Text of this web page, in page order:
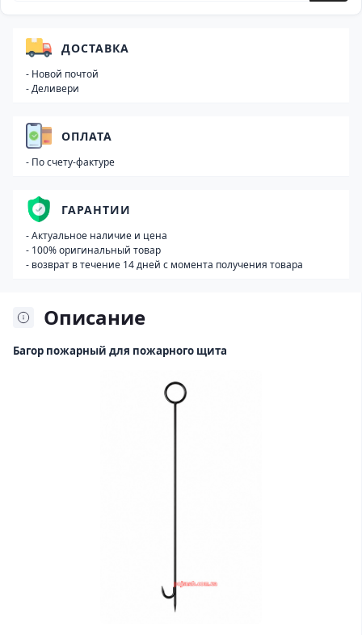
Описание
Багор пожарный для пожарного щита
ДОСТАВКА
- Новой почтой
- Деливери
ОПЛАТА
- По счету-фактуре
ГАРАНТИИ
- Актуальное наличие и цена
- 100% оригинальный товар
- возврат в течение 14 дней с момента получения товара